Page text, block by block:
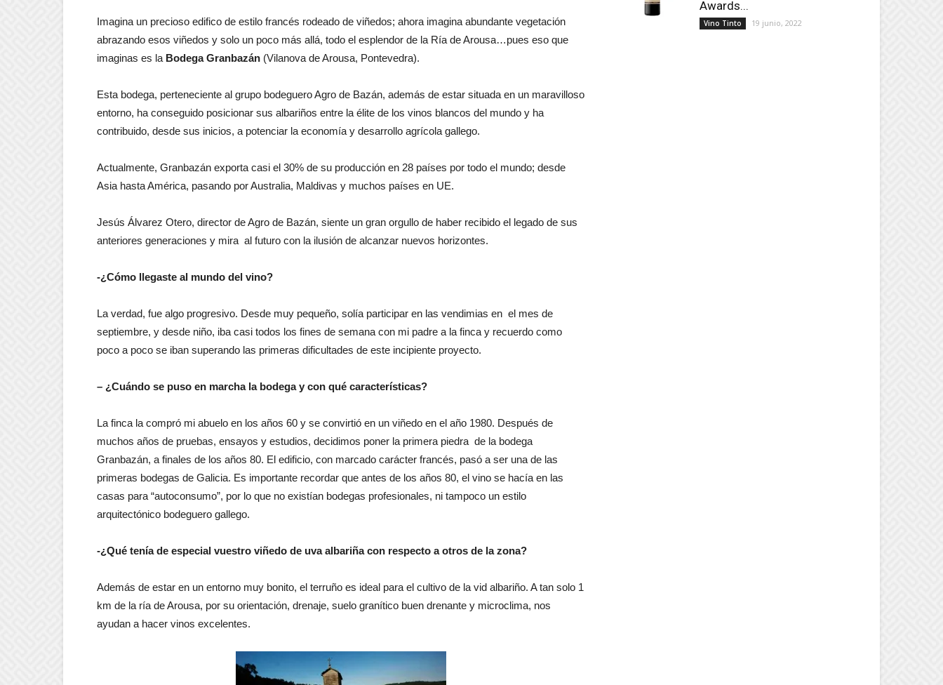
Imagina un precioso edifico de estilo francés rodeado de viñedos; ahora imagina abundante vegetación
abrazando esos viñedos y solo un poco más allá, todo el esplendor de la Ría de Arousa…pues eso que
imaginas es la Bodega Granbazán (Vilanova de Arousa, Pontevedra).
Esta bodega, perteneciente al grupo bodeguero Agro de Bazán, además de estar situada en un maravilloso
entorno, ha conseguido posicionar sus albariños entre la élite de los vinos blancos del mundo y ha
contribuido, desde sus inicios, a potenciar la economía y desarrollo agrícola gallego.
Actualmente, Granbazán exporta casi el 30% de su producción en 28 países por todo el mundo; desde
Asia hasta América, pasando por Australia, Maldivas y muchos países en UE.
Jesús Álvarez Otero, director de Agro de Bazán, siente un gran orgullo de haber recibido el legado de sus
anteriores generaciones y mira al futuro con la ilusión de alcanzar nuevos horizontes.
-¿Cómo llegaste al mundo del vino?
La verdad, fue algo progresivo. Desde muy pequeño, solía participar en las vendimias en el mes de
septiembre, y desde niño, iba casi todos los fines de semana con mi padre a la finca y recuerdo como
poco a poco se iban superando las primeras dificultades de este incipiente proyecto.
– ¿Cuándo se puso en marcha la bodega y con qué características?
La finca la compró mi abuelo en los años 60 y se convirtió en un viñedo en el año 1980. Después de
muchos años de pruebas, ensayos y estudios, decidimos poner la primera piedra de la bodega
Granbazán, a finales de los años 80. El edificio, con marcado carácter francés, pasó a ser una de las
primeras bodegas de Galicia. Es importante recordar que antes de los años 80, el vino se hacía en las
casas para “autoconsumo”, por lo que no existían bodegas profesionales, ni tampoco un estilo
arquitectónico bodeguero gallego.
-¿Qué tenía de especial vuestro viñedo de uva albariña con respecto a otros de la zona?
Además de estar en un entorno muy bonito, el terruño es ideal para el cultivo de la vid albariño. A tan solo 1
km de la ría de Arousa, por su orientación, drenaje, suelo granítico buen drenante y microclima, nos
ayudan a hacer vinos excelentes.
Awards...
Vino Tinto 19 junio, 2022